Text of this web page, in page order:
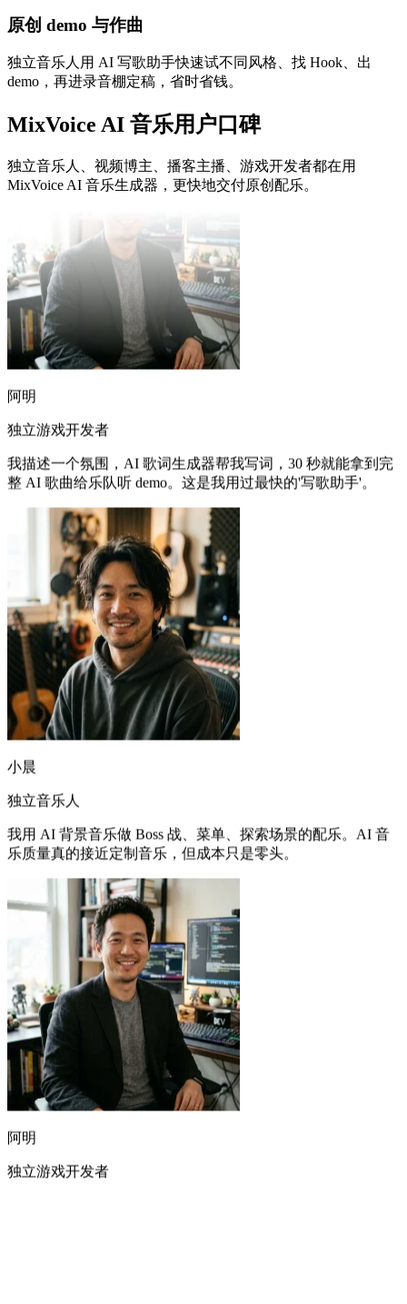
原创 demo 与作曲
独立音乐人用 AI 写歌助手快速试不同风格、找 Hook、出
demo，再进录音棚定稿，省时省钱。
MixVoice AI 音乐用户口碑
独立音乐人、视频博主、播客主播、游戏开发者都在用
MixVoice AI 音乐生成器，更快地交付原创配乐。
独立音乐人
乐质量真的接近定制音乐，但成本只是零头。
阿明
独立游戏开发者
我描述一个氛围，AI 歌词生成器帮我写词，30 秒就能拿到完
整 AI 歌曲给乐队听 demo。这是我用过最快的'写歌助手'。
小晨
独立音乐人
我用 AI 背景音乐做 Boss 战、菜单、探索场景的配乐。AI 音
乐质量真的接近定制音乐，但成本只是零头。
阿明
独立游戏开发者